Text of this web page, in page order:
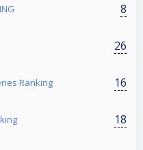
8
26
Ranking 16
18